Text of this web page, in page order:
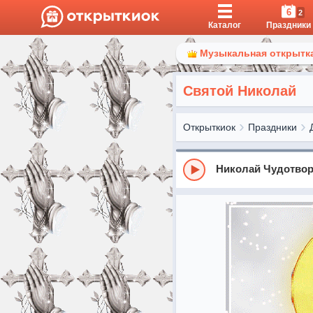
Каталог
6 2
Праздники
Музыкальная
Святой Николай
Открыткиок Праздники
Николай